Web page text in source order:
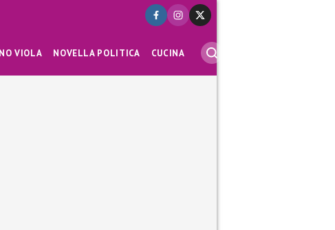
VIOLA NOVELLA POLITICA CUCINA